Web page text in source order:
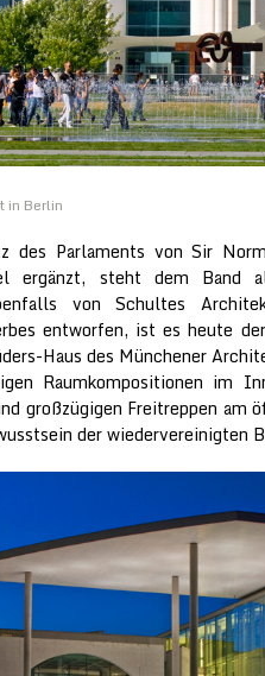
in Berlin
des Parlaments von Sir
ergänzt, steht dem Band
von Schultes
entworfen, ist es heute
Haus des Münchener
Raumkompositionen im
großzügigen Freitreppen
der wiedervereinigten